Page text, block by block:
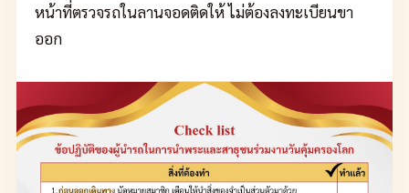
หน้าที่ตรวจรถในลานจอดติดให้ ไม่ต้องลงทะเบียนขา
ออก